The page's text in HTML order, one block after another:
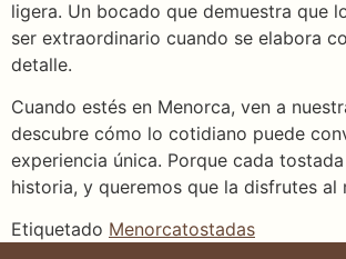
ligera. Un bocado que demuestra que
ser extraordinario cuando se elabora
detalle.
Cuando estés en Menorca, ven a
descubre cómo lo cotidiano puede
experiencia única. Porque cada
historia, y queremos que la disfrutes al
Etiquetado Menorcatostadas